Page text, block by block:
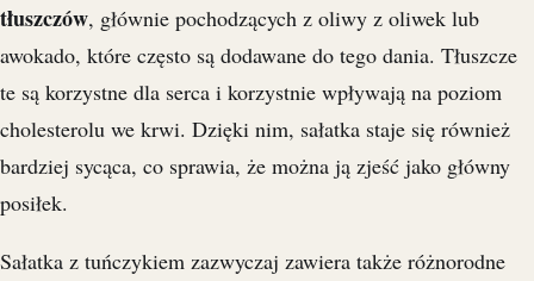
tłuszczów, głównie pochodzących z oliwy z oliwek lub
awokado, które często są dodawane do tego dania. Tłuszcze
te są korzystne dla serca i korzystnie wpływają na poziom
cholesterolu we krwi. Dzięki nim, sałatka staje się również
bardziej sycąca, co sprawia, że można ją zjeść jako główny
posiłek.
Sałatka z tuńczykiem zazwyczaj zawiera także różnorodne